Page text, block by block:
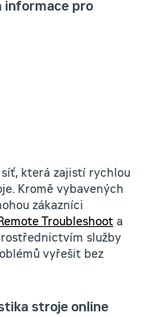
informace pro
síť, která zajistí rychlou
Kromě vybavených
zákazníci
Troubleshoot a
služby
vyřešit bez
stroje online